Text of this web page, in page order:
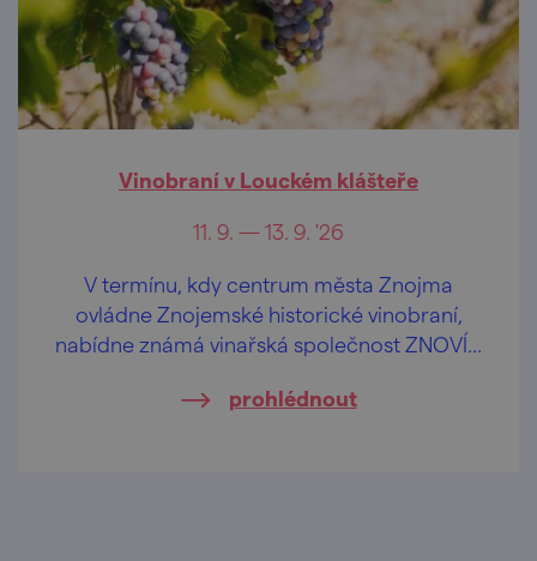
Vinobraní v Louckém klášteře
11. 9. — 13. 9. '26
V termínu, kdy centrum města Znojma
ovládne Znojemské historické vinobraní,
nabídne známá vinařská společnost ZNOVÍN
Louckého kláštera.
prohlédnout